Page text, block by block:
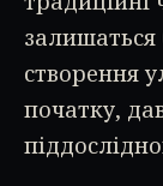
створення
початку,